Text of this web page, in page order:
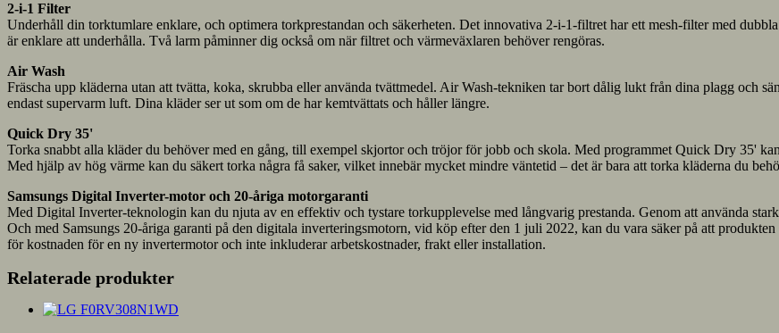
2-i-1 Filter
Underhåll din torktumlare enklare, och optimera torkprestandan och säkerheten. Det innovativa 2-i-1-filtret har ett mesh-filter med
är enklare att underhålla. Två larm påminner dig också om när filtret och värmeväxlaren behöver rengöras.
Air Wash
Fräscha upp kläderna utan att tvätta, koka, skrubba eller använda tvättmedel. Air Wash-tekniken tar bort dålig lukt från dina plagg och
endast supervarm luft. Dina kläder ser ut som om de har kemtvättats och håller längre.
Quick Dry 35'
Torka snabbt alla kläder du behöver med en gång, till exempel skjortor och tröjor för jobb och skola. Med programmet Quick Dry 35'
Med hjälp av hög värme kan du säkert torka några få saker, vilket innebär mycket mindre väntetid – det är bara att torka kläderna du
Samsungs Digital Inverter-motor och 20-åriga motorgaranti
Med Digital Inverter-teknologin kan du njuta av en effektiv och tystare torkupplevelse med långvarig prestanda. Genom att använda
Och med Samsungs 20-åriga garanti på den digitala inverteringsmotorn, vid köp efter den 1 juli 2022, kan du vara säker på att
för kostnaden för en ny invertermotor och inte inkluderar arbetskostnader, frakt eller installation.
Relaterade produkter